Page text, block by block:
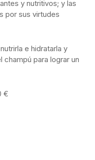
y nutritivos; y las
por sus virtudes
e hidratarla y
para lograr un
€